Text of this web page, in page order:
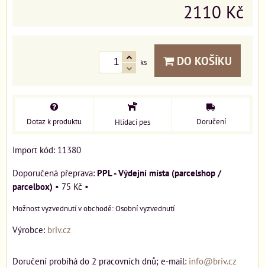
2110 Kč
ks DO KOŠÍKU
Dotaz k produktu Hlídací pes Doručení
Import kód: 11380
PPL - Výdejní místa (parcelshop /
parcelbox) • 75 Kč •
Osobní vyzvednutí
Výrobce: briv.cz
Doručení probíhá do 2 pracovních dnů; e-mail: info@briv.cz